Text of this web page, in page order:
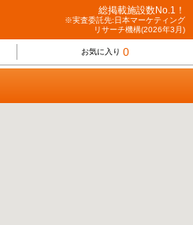
総掲載施設数No.1！
※実査委託先:日本マーケティング
リサーチ機構(2026年3月)
お気に入り 0